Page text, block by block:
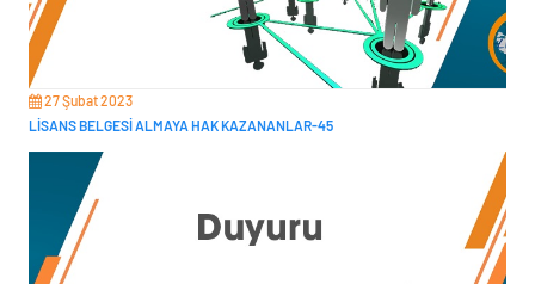
27 Şubat 2023
LİSANS BELGESİ ALMAYA HAK KAZANANLAR-45